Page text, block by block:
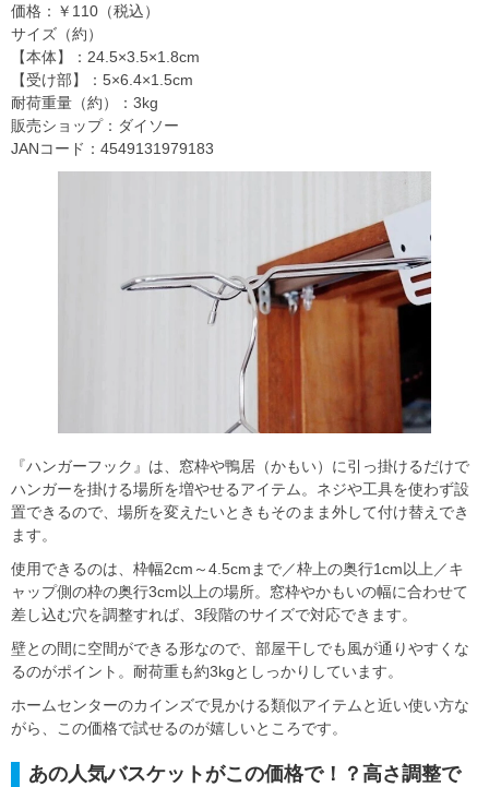
価格：￥110（税込）
サイズ（約）
【本体】：24.5×3.5×1.8cm
【受け部】：5×6.4×1.5cm
耐荷重量（約）：3kg
販売ショップ：ダイソー
JANコード：4549131979183
『ハンガーフック』は、窓枠や鴨居（かもい）に引っ掛けるだけで
ハンガーを掛ける場所を増やせるアイテム。ネジや工具を使わず設
置できるので、場所を変えたいときもそのまま外して付け替えでき
ます。
使用できるのは、枠幅2cm～4.5cmまで／枠上の奥行1cm以上／キ
ャップ側の枠の奥行3cm以上の場所。窓枠やかもいの幅に合わせて
差し込む穴を調整すれば、3段階のサイズで対応できます。
壁との間に空間ができる形なので、部屋干しでも風が通りやすくな
るのがポイント。耐荷重も約3kgとしっかりしています。
ホームセンターのカインズで見かける類似アイテムと近い使い方な
がら、この価格で試せるのが嬉しいところです。
あの人気バスケットがこの価格で！？高さ調整で